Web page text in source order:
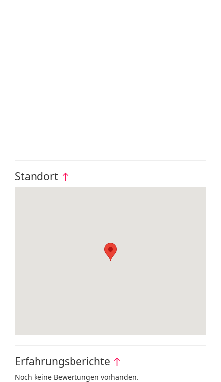
Standort ↑
Erfahrungsberichte ↑
Noch keine Bewertungen vorhanden.